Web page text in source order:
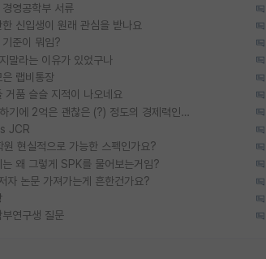
영공학부 서류
한 신입생이 원래 관심을 받나요
기준이 뭐임?
말라는 이유가 있었구나
랩비통장
거품 슬슬 지적이 나오네요
박사진학하기에 2억은 괜찮은 (?) 정도의 경제력인가요
JCR
원 현실적으로 가능한 스펙인가요?
는 왜 그렇게 SPK를 물어보는거임?
자 논문 가져가는게 흔한건가요?
연구생 질문